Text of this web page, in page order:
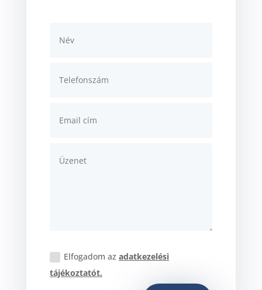
Elfogadom azadatkezelési
tájékoztatót.